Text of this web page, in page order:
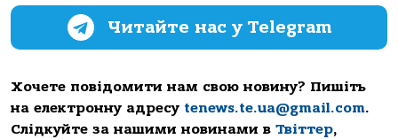
Читайте нас у Telegram
Хочете повідомити нам свою новину? Пишіть
на електронну адресу tenews.te.ua@gmail.com.
Слідкуйте за нашими новинами в Твіттер,